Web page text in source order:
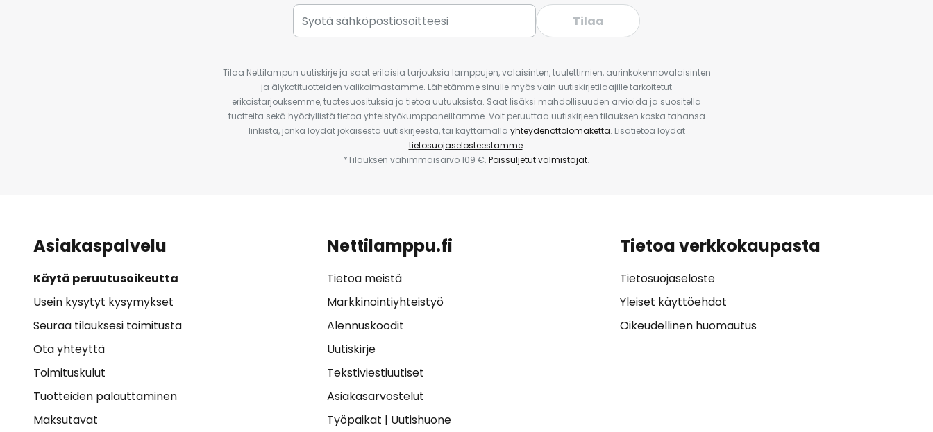
Tilaa
Tilaa Nettilampun uutiskirje ja saat erilaisia tarjouksia lamppujen, valaisinten, tuulettimien, aurinkokennovalaisinten
ja älykotituotteiden valikoimastamme. Lähetämme sinulle myös vain uutiskirjetilaajille tarkoitetut
erikoistarjouksemme, tuotesuosituksia ja tietoa uutuuksista. Saat lisäksi mahdollisuuden arvioida ja suositella
tuotteita sekä hyödyllistä tietoa yhteistyökumppaneiltamme. Voit peruuttaa uutiskirjeen tilauksen koska tahansa
linkistä, jonka löydät jokaisesta uutiskirjeestä, tai käyttämällä yhteydenottolomaketta. Lisätietoa löydät
tietosuojaselosteestamme.
*Tilauksen vähimmäisarvo 109 €. Poissuljetut valmistajat.
Asiakaspalvelu
Käytä peruutusoikeutta
Usein kysytyt kysymykset
Seuraa tilauksesi toimitusta
Ota yhteyttä
Toimituskulut
Tuotteiden palauttaminen
Maksutavat
Nettilamppu.fi
Tietoa meistä
Markkinointiyhteistyö
Alennuskoodit
Uutiskirje
Tekstiviestiuutiset
Asiakasarvostelut
Työpaikat | Uutishuone
Tietoa verkkokaupasta
Tietosuojaseloste
Yleiset käyttöehdot
Oikeudellinen huomautus